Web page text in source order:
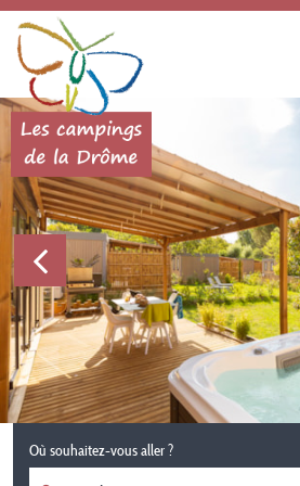
Où souhaitez-vous aller ?